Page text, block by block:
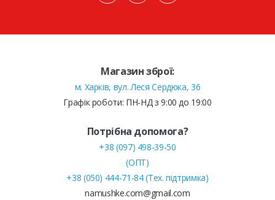
Магазин зброї:
м. Харків, вул. Леся Сердюка, 36
Графік роботи: ПН-НД з 9:00 до 19:00
Потрібна допомога?
+38 (097) 498-39-50
(ОПТ)
+38 (050) 444-71-84 (Тех. підтримка)
namushke.com@gmail.com